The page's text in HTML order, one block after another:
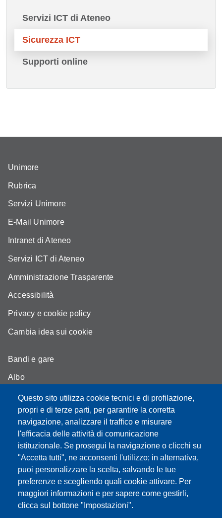
Servizi ICT di Ateneo
Sicurezza ICT
Supporti online
Questo sito utilizza cookie tecnici e di profilazione,
propri e di terze parti, per garantire la corretta
navigazione, analizzare il traffico e misurare
l'efficacia delle attività di comunicazione
istituzionale. Se prosegui la navigazione o clicchi su
"Accetta tutti", ne acconsenti l'utilizzo; in alternativa,
puoi personalizzare la scelta, salvando le tue
preferenze e scegliendo quali cookie attivare. Per
maggiori informazioni e per sapere come gestirli,
clicca sul bottone "Impostazioni".
Unimore
Rubrica
Servizi Unimore
E-Mail Unimore
Intranet di Ateneo
Servizi ICT di Ateneo
Amministrazione Trasparente
Accessibilità
Privacy e cookie policy
Cambia idea sui cookie
Bandi e gare
Albo
Moodle - didattica online
Mappa del sito
Partita IVA: 00427620364
Dipartimento di Scienze
Mediche e Chirurgiche, Materno – Infantili e dell’Adulto
Sede: Via del Pozzo 71 - 41124 Modena